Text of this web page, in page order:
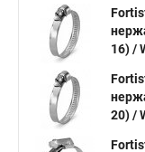
Хомут на нагрузку
Купить нейлоновые
Хомут крепление к
Стяжки или хомуты
Хомуты на трубу цена
16) /
20) /